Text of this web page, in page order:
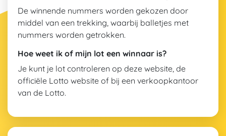
De winnende nummers worden gekozen door
middel van een trekking, waarbij balletjes met
nummers worden getrokken.
Hoe weet ik of mijn lot een winnaar is?
Je kunt je lot controleren op deze website, de
officiële Lotto website of bij een verkoopkantoor
van de Lotto.